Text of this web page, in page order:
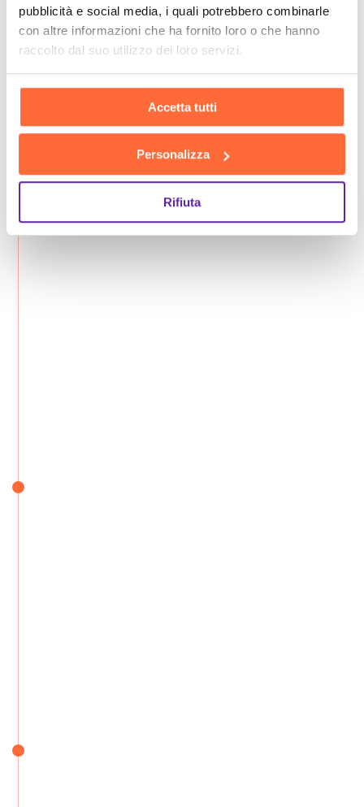
pubblicità e social media, i quali potrebbero combinarle
con altre informazioni che ha fornito loro o che hanno
raccolto dal suo utilizzo dei loro servizi.
Accetta tutti
Personalizza
Rifiuta